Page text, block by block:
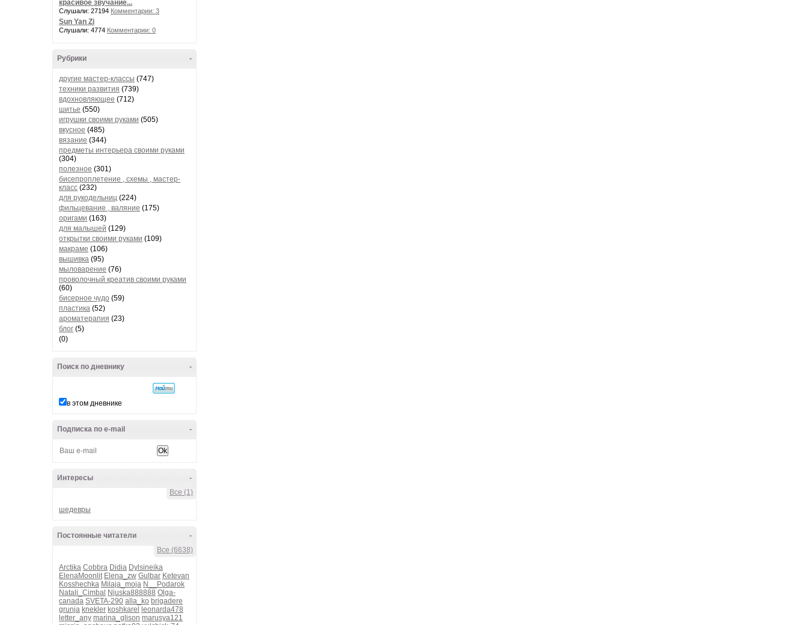
красивое звучание...
Слушали: 27194 Комментарии: 3
Sun Yan Zi
Слушали: 4774 Комментарии: 0
-
Рубрики
другие мастер-классы (747)
техники развития (739)
вдохновляющее (712)
шитье (550)
игрушки своими руками (505)
вкусное (485)
вязание (344)
предметы интерьера своими руками
(304)
полезное (301)
бисепроплетение , схемы , мастер-
класс (232)
для рукодельниц (224)
фильцевание , валяние (175)
оригами (163)
для малышей (129)
открытки своими руками (109)
макраме (106)
вышивка (95)
мыловарение (76)
проволочный креатив своими руками
(60)
бисерное чудо (59)
пластика (52)
ароматерапия (23)
блог (5)
(0)
-
Поиск по дневнику
в этом дневнике
-
Подписка по e-mail
-
Интересы
Все (1)
шедевры
-
Постоянные читатели
Все (6638)
Arctika Cobbra Didia Dylsineika
ElenaMoonlit Elena_zw Gulbar Ketevan
Kosshechka Milaja_moja N__Podarok
Natali_Cimbal Njuska888888 Olga-
canada SVETA-290 alla_ko brigadere
grunja knekler koshkarel
leonarda478
letter_any marina_glison marusya121